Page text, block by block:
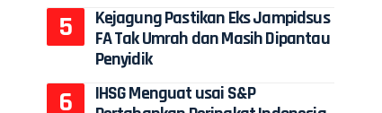
Kejagung Pastikan Eks Jampidsus
FA Tak Umrah dan Masih Dipantau
Penyidik
IHSG Menguat usai S&P